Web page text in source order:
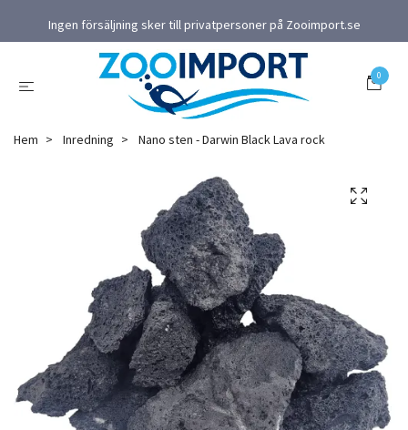
Ingen försäljning sker till privatpersoner på Zooimport.se
0
Hem Inredning Nano sten - Darwin Black Lava rock